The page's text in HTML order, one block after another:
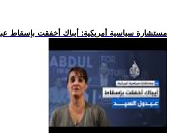
.. مستشارة سياسية أمريكية: أيباك أخفقت بإسقاط